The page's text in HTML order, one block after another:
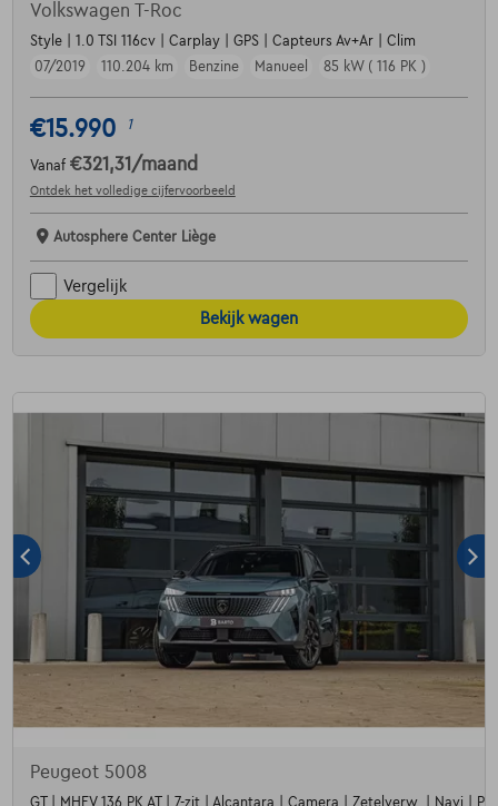
Volkswagen T-Roc
Style | 1.0 TSI 116cv | Carplay | GPS | Capteurs Av+Ar | Clim
07/2019
110.204 km Benzine Manueel 85 kW ( 116 PK )
€15.990 1
Vanaf €321,31 /maand
Ontdek het volledige cijfervoorbeeld
Autosphere Center Liège
Vergelijk
Bekijk wagen
Peugeot 5008